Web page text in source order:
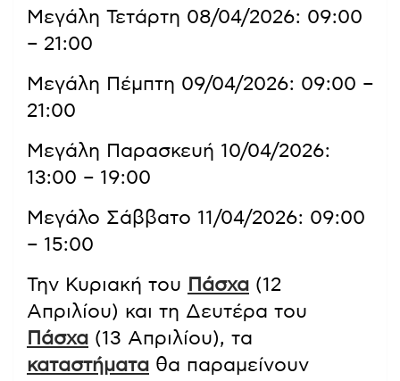
Μεγάλη Τετάρτη 08/04/2026: 09:00
– 21:00
Μεγάλη Πέμπτη 09/04/2026: 09:00 –
21:00
Μεγάλη Παρασκευή 10/04/2026:
13:00 – 19:00
Μεγάλο Σάββατο 11/04/2026: 09:00
– 15:00
Την Κυριακή του Πάσχα (12
Απριλίου) και τη Δευτέρα του
Πάσχα (13 Απριλίου), τα
καταστήματα θα παραμείνουν